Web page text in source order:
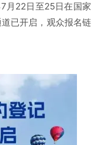
月22日至25日在国家
已开启，观众报名链